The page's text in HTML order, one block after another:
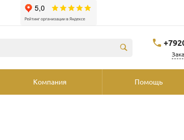
Компания Помощь